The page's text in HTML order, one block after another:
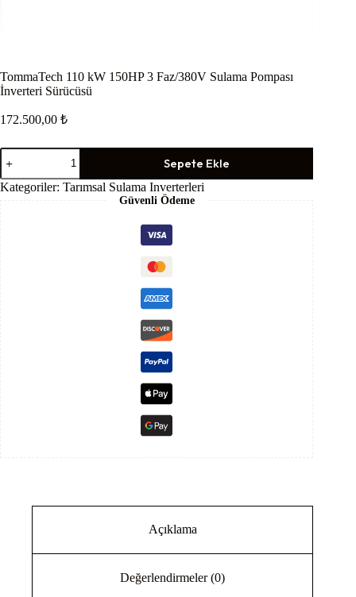
TommaTech 110 kW 150HP 3 Faz/380V Sulama Pompası
İnverteri Sürücüsü
172.500,00 ₺
TommaTech
110
kW
150HP
Sepete Ekle
Kategoriler: Tarımsal Sulama Inverterleri
Güvenli Ödeme
Açıklama
Değerlendirmeler (0)